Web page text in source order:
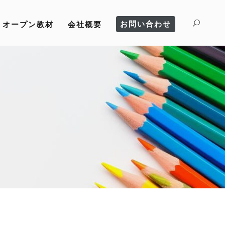
オープン教材 会社概要 お問い合わせ